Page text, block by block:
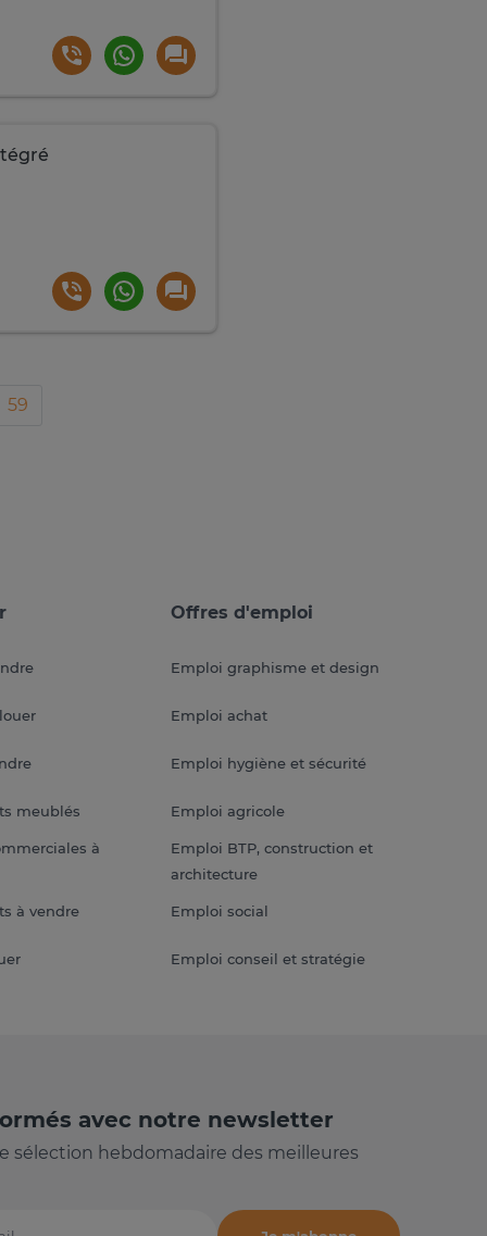
59
meublés
à
à vendre
Offres d'emploi
Emploi graphisme et design
Emploi achat
Emploi hygiène et sécurité
Emploi agricole
Emploi BTP, construction et
architecture
Emploi social
Emploi conseil et stratégie
avec notre newsletter
sélection hebdomadaire des meilleures